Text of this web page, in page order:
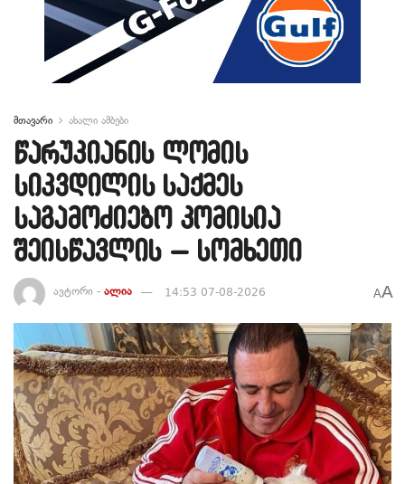
მთავარი ახალი ამბები
წარუკიანის ლომის
სიკვდილის საქმეს
საგამოძიებო კომისია
შეისწავლის – სომხეთი
ავტორი - ალია 14:53 07-08-2026 AA